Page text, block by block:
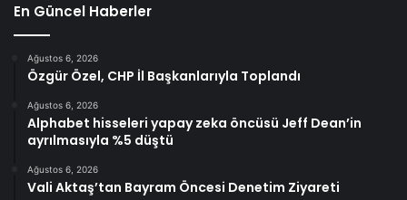
En Güncel Haberler
Ağustos 6, 2026
Özgür Özel, CHP İl Başkanlarıyla Toplandı
Ağustos 6, 2026
Alphabet hisseleri yapay zeka öncüsü Jeff Dean’in
ayrılmasıyla %5 düştü
Ağustos 6, 2026
Vali Aktaş’tan Bayram Öncesi Denetim Ziyareti